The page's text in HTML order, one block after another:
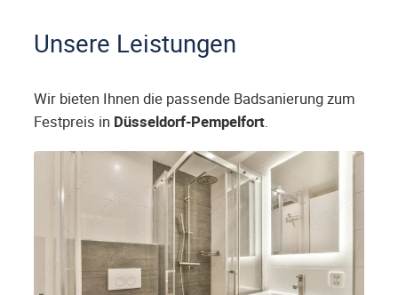
Unsere Leistungen
Wir bieten Ihnen die passende Badsanierung zum
Festpreis in Düsseldorf-Pempelfort.